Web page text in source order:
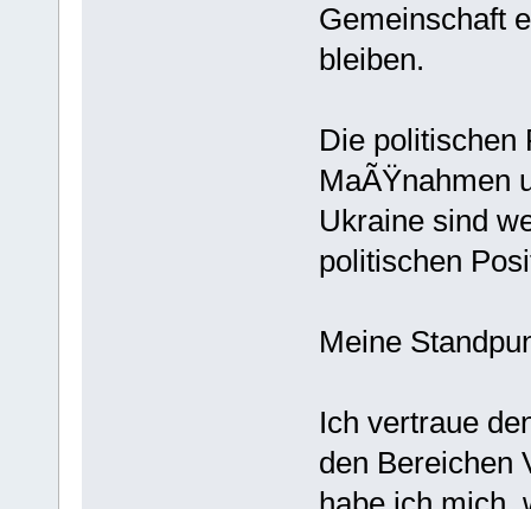
Gemeinschaft
bleiben.
Die politischen
MaÃŸnahmen
Ukraine sind
politischen
Meine
Ich vertraue
den Bereichen